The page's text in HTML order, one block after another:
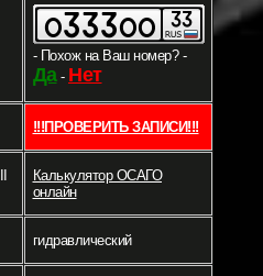
- Похож на Ваш номер? -
Да- Нет
!!!ПРОВЕРИТЬ ЗАПИСИ!!!
Калькулятор ОСАГО
онлайн
гидравлический